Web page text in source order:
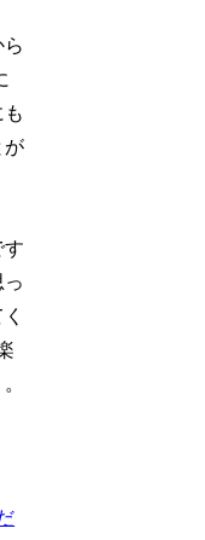
が
す